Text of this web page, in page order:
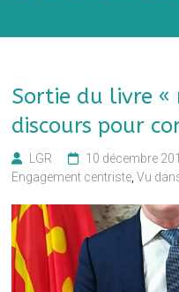
Sortie du livre «
discours pour
LGR 10 décembre
Engagement centriste ,Vu